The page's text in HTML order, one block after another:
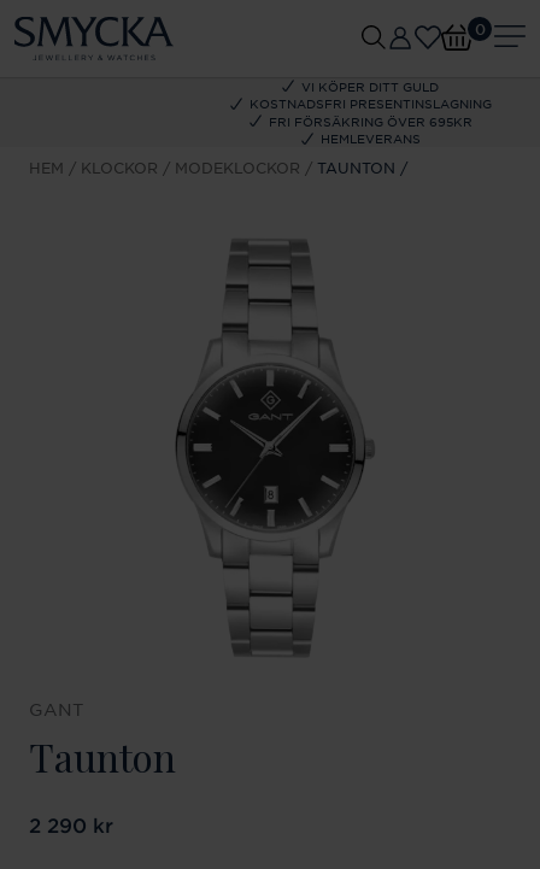
VI KÖPER DITT GULD
KOSTNADSFRI PRESENTINSLAGNING
FRI FÖRSÄKRING ÖVER 695KR
HEMLEVERANS
0
HEM KLOCKOR MODEKLOCKOR TAUNTON
GANT
Taunton
Pris:2 290 kr
2 290 kr